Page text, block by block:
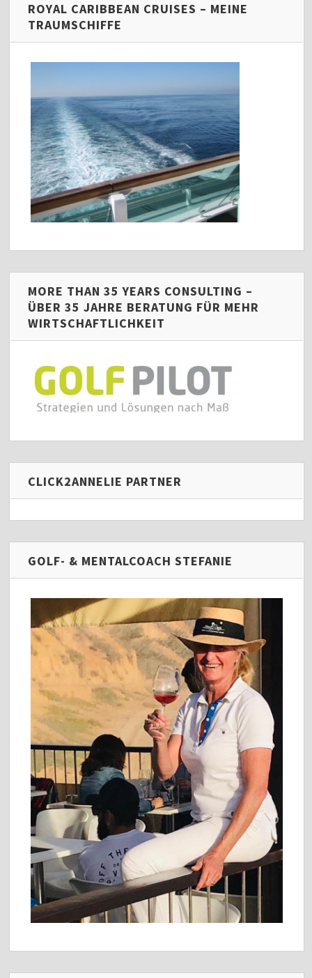
ROYAL CARIBBEAN CRUISES – MEINE
TRAUMSCHIFFE
MORE THAN 35 YEARS CONSULTING –
ÜBER 35 JAHRE BERATUNG FÜR MEHR
WIRTSCHAFTLICHKEIT
CLICK2ANNELIE PARTNER
GOLF- & MENTALCOACH STEFANIE